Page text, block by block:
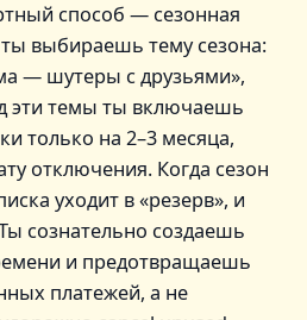
способ — сезонная
выбираешь тему сезона:
— шутеры с друзьями»,
эти темы ты включаешь
только на 2–3 месяца,
отключения. Когда сезон
уходит в «резерв», и
сознательно создаешь
и предотвращаешь
платежей, а не